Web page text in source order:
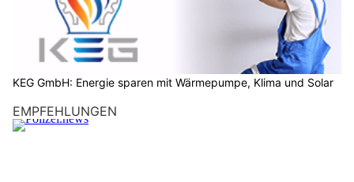
KEG GmbH: Energie sparen mit Wärmepumpe, Klima und Solar
EMPFEHLUNGEN